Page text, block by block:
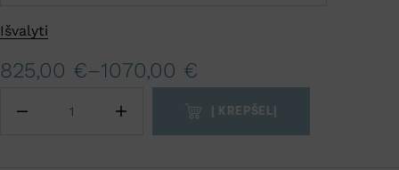
Išvalyti
825,00 €–1070,00 €
Į KREPŠELĮ
l
t
e